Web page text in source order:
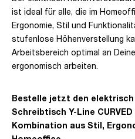
ist ideal für alle, die im
Ergonomie, Stil und
stufenlose Höhenverstellung
Arbeitsbereich optimal an
ergonomisch arbeiten.
Bestelle jetzt den
Schreibtisch Y-Line
Kombination aus Stil,